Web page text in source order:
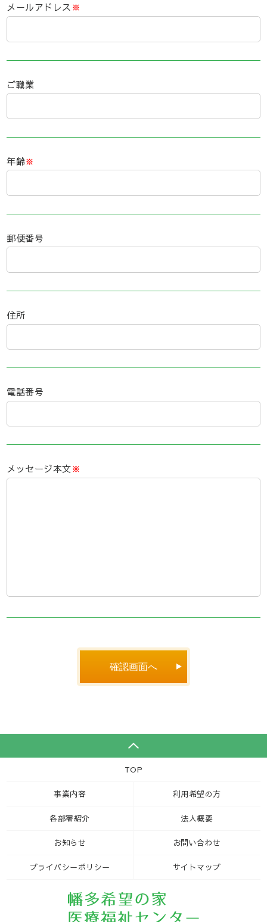
メールアドレス※
ご職業
年齢※
郵便番号
住所
電話番号
メッセージ本文※
確認画面へ
TOP
事業内容 利用希望の方
各部署紹介 法人概要
お知らせ お問い合わせ
プライバシーポリシー サイトマップ